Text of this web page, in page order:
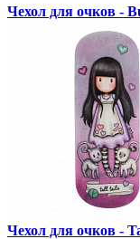
Чехол для очков -
Чехол для очков -